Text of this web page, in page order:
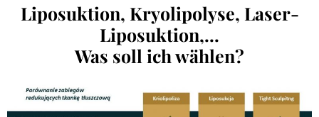
Liposuktion, Kryolipolyse, Laser-
Liposuktion,...
Was soll ich wählen?